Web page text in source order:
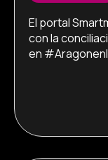
El portal
con la
en
objetivo es
madres que
empleo por la
Blasco,